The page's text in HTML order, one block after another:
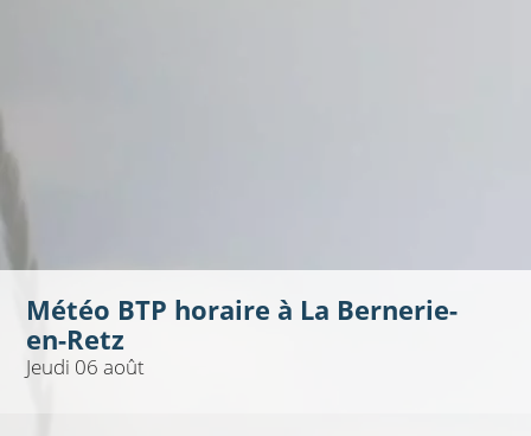
Météo BTP horaire à La Bernerie-
en-Retz
Jeudi 06 août